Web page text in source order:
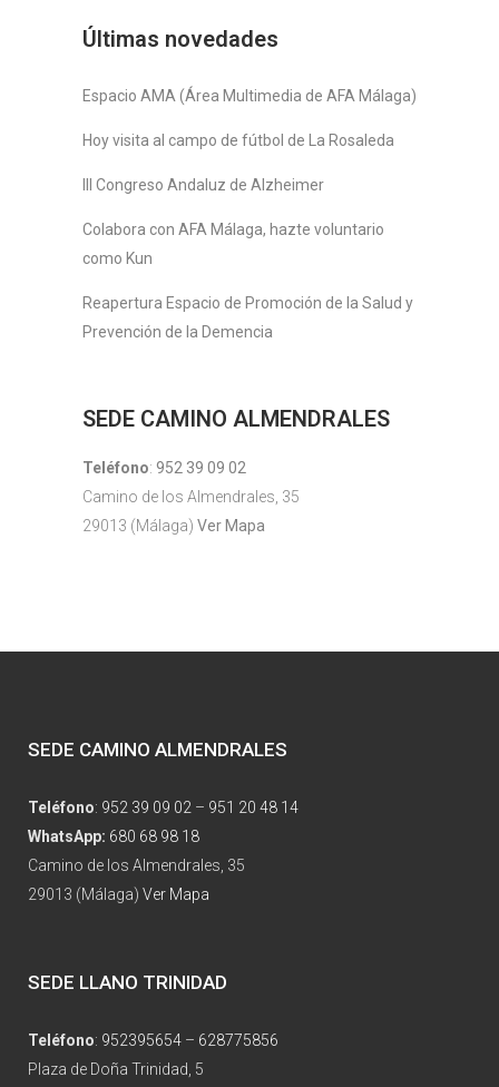
Últimas novedades
Espacio AMA (Área Multimedia de AFA Málaga)
Hoy visita al campo de fútbol de La Rosaleda
III Congreso Andaluz de Alzheimer
Colabora con AFA Málaga, hazte voluntario
como Kun
Reapertura Espacio de Promoción de la Salud y
Prevención de la Demencia
SEDE CAMINO ALMENDRALES
Teléfono: 952 39 09 02
Camino de los Almendrales, 35
29013 (Málaga) Ver Mapa
SEDE CAMINO ALMENDRALES
Teléfono: 952 39 09 02 – 951 20 48 14
WhatsApp: 680 68 98 18
Camino de los Almendrales, 35
29013 (Málaga) Ver Mapa
SEDE LLANO TRINIDAD
Teléfono: 952395654 – 628775856
Plaza de Doña Trinidad, 5